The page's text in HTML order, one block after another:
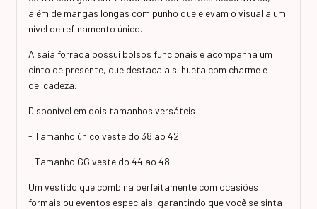
além de mangas longas com punho que elevam o visual a um
nível de refinamento único.
A saia forrada possui bolsos funcionais e acompanha um
cinto de presente, que destaca a silhueta com charme e
delicadeza.
Disponível em dois tamanhos versáteis:
- Tamanho único veste do 38 ao 42
- Tamanho GG veste do 44 ao 48
Um vestido que combina perfeitamente com ocasiões
formais ou eventos especiais, garantindo que você se sinta